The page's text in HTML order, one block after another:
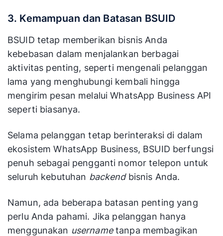
3. Kemampuan dan Batasan BSUID
BSUID tetap memberikan bisnis Anda
kebebasan dalam menjalankan berbagai
aktivitas penting, seperti mengenali pelanggan
lama yang menghubungi kembali hingga
mengirim pesan melalui WhatsApp Business API
seperti biasanya.
Selama pelanggan tetap berinteraksi di dalam
ekosistem WhatsApp Business, BSUID berfungsi
penuh sebagai pengganti nomor telepon untuk
seluruh kebutuhan backendbisnis Anda.
Namun, ada beberapa batasan penting yang
perlu Anda pahami. Jika pelanggan hanya
menggunakan usernametanpa membagikan